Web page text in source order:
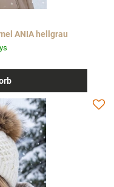
ANIA hellgrau